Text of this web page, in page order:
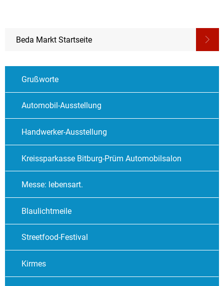
Beda Markt Startseite
Grußworte
Automobil-Ausstellung
Handwerker-Ausstellung
Kreissparkasse Bitburg-Prüm Automobilsalon
Messe: lebensart.
Blaulichtmeile
Streetfood-Festival
Kirmes